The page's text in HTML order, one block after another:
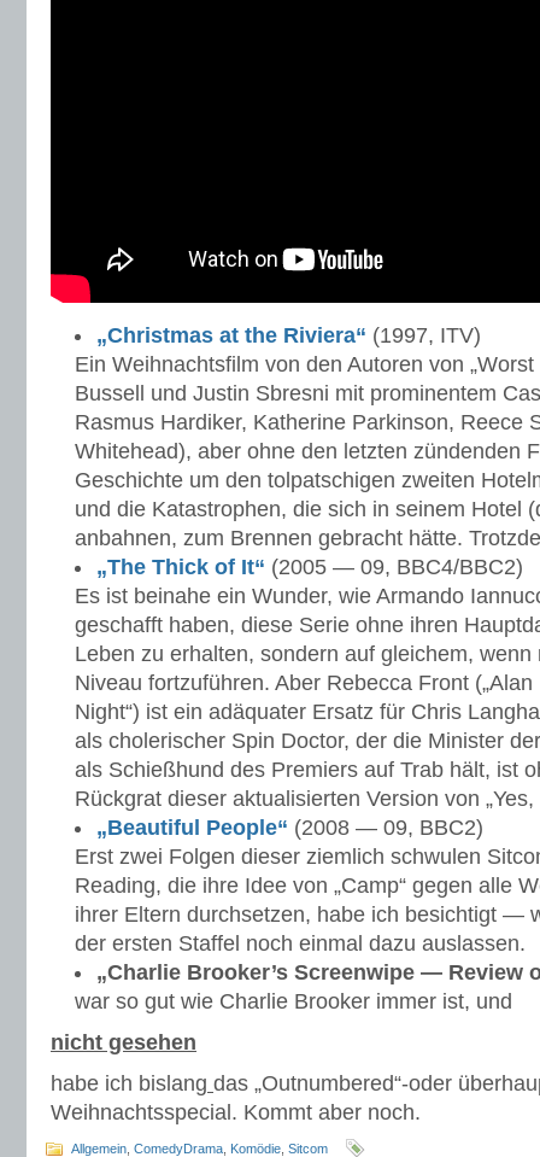
„Christmas at the Riviera“ (1997, ITV)
Ein Weihnachtsfilm von den Autoren von
Bussell und Justin Sbresni mit prominentem
Rasmus Hardiker, Katherine Parkinson, Reece
Whitehead), aber ohne den letzten zündenden
Geschichte um den tolpatschigen zweiten
und die Katastrophen, die sich in seinem Hotel
anbahnen, zum Brennen gebracht hätte.
„The Thick of It“ (2005 — 09, BBC4/BBC2)
Es ist beinahe ein Wunder, wie Armando
geschafft haben, diese Serie ohne ihren
Leben zu erhalten, sondern auf gleichem,
Niveau fortzuführen. Aber Rebecca Front („Alan
Night“) ist ein adäquater Ersatz für Chris
als cholerischer Spin Doctor, der die Minister
als Schießhund des Premiers auf Trab hält, ist
Rückgrat dieser aktualisierten Version von „Yes,
„Beautiful People“ (2008 — 09, BBC2)
Erst zwei Folgen dieser ziemlich schwulen
Reading, die ihre Idee von „Camp“ gegen alle
ihrer Eltern durchsetzen, habe ich besichtigt —
der ersten Staffel noch einmal dazu auslassen.
„Charlie Brooker’s Screenwipe — Review
war so gut wie Charlie Brooker immer ist, und
nicht gesehen
habe ich bislang das „Outnumbered“-oder
Weihnachtsspecial. Kommt aber noch.
Allgemein ComedyDrama Komödie Sitcom